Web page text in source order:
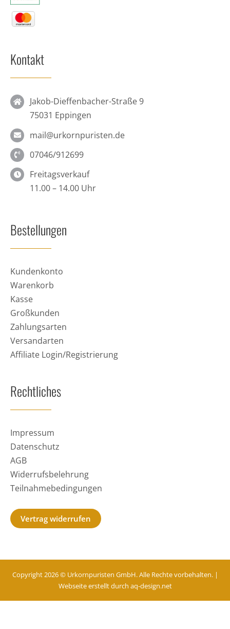
Kontakt
Jakob-Dieffenbacher-Straße 9
75031 Eppingen
mail@urkornpuristen.de
07046/912699
Freitagsverkauf
11.00 – 14.00 Uhr
Bestellungen
Kundenkonto
Warenkorb
Kasse
Großkunden
Zahlungsarten
Versandarten
Affiliate Login/Registrierung
Rechtliches
Impressum
Datenschutz
AGB
Widerrufsbelehrung
Teilnahmebedingungen
Vertrag widerrufen
Copyright 2026 © Urkornpuristen GmbH. Alle Rechte vorbehalten. |
Webseite erstellt durch aq-design.net